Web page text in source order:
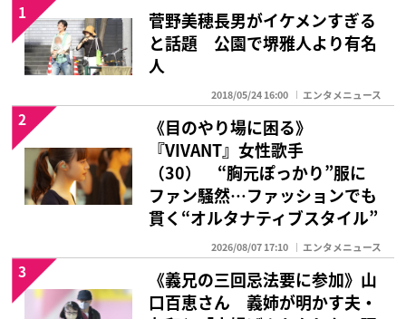
菅野美穂長男がイケメンすぎる
と話題 公園で堺雅人より有名
人
2018/05/24 16:00 エンタメニュース
1
《目のやり場に困る》
『VIVANT』女性歌手
（30） “胸元ぽっかり”服に
ファン騒然…ファッションでも
貫く“オルタナティブスタイル”
2026/08/07 17:10 エンタメニュース
2
《義兄の三回忌法要に参加》山
口百恵さん 義姉が明かす夫・
3